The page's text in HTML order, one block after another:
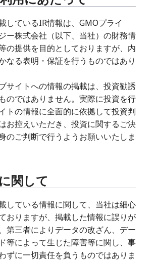
しているIR情報は、GMOプライ
ー株式会社（以下、当社）の財務情
の提供を目的としておりますが、内
なる表明・保証を行うものではあり
サイトへの情報の掲載は、投資勧誘
のではありません。実際に投資を行
トの情報に全面的に依拠して投資判
お控えいただき、投資に関するご決
のご判断で行うようお願いいたしま
関して
している情報に関して、当社は細心
おりますが、掲載した情報に誤りが
第三者によりデータの改ざん、デー
等によって生じた障害等に関し、事
ずに一切責任を負うものではありま